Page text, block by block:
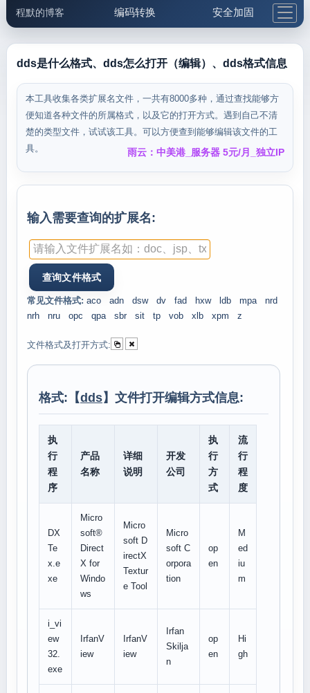
程默的博客 编码转换 安全加固
邮件工具 生活便民 更多工具
5.1支付宝大红包
dds是什么格式、dds怎么打开（编辑）、dds格式信息
本工具收集各类扩展名文件，一共有8000多种，通过查找能够方
便知道各种文件的所属格式，以及它的打开方式。遇到自己不清
楚的类型文件，试试该工具。可以方便查到能够编辑该文件的工
具。
雨云：中美港_服务器 5元/月_独立IP
输入需要查询的扩展名:
常见文件格式: aco adn dsw dv fad hxw ldb mpa
nrd
nrh
nru opc qpa sbr sit tp vob xlb xpm z
文件格式及打开方式:
格式:【dds】文件打开编辑方式信息:
执
行
程
序
产品
名称
详细
说明
开发
公司
执
行
方
式
流
行
程
度
DX
Te
x.e
xe
Micro
soft®
Direct
X for
Windo
ws
Micro
soft D
irectX
Textur
e Tool
Micro
soft C
orpora
tion
op
en
M
ed
iu
m
i_vi
ew
32.
exe
IrfanV
iew
IrfanV
iew
Irfan
Skilja
n
op
en
Hi
gh